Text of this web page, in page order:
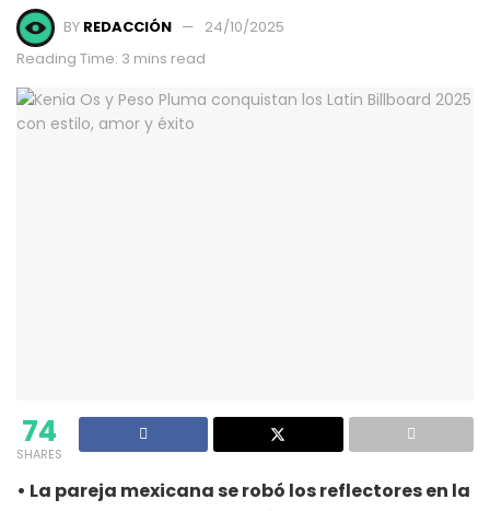
BY REDACCIÓN
24/10/2025
Reading Time: 3 mins read
74
SHARES
• La pareja mexicana se robó los reflectores en la